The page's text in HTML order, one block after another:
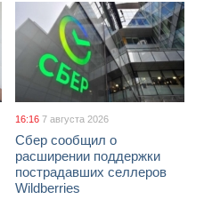
16:16 7 августа 2026
Сбер сообщил о
расширении поддержки
пострадавших селлеров
Wildberries